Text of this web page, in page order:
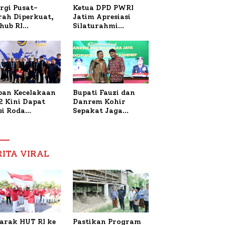
Pusat-
Diperkuat,
RI
Bahas
KM
Sentosa II
Ketua DPD PWRI
Jatim Apresiasi
Silaturahmi
dan PWRI, Sebut
Kemitraan Ideal
Polri-Pers
Kecelakaan
Kini Dapat
Roda
Nabil
Bupati Fauzi dan
Danrem Kohir
Sepakat Jaga
VIRAL
HUT RI ke
Pastikan Program